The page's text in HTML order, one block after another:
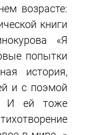
возрасте:
книги
«Я
попытки
история,
и с поэмой
И ей тоже